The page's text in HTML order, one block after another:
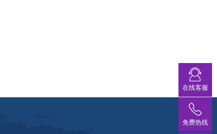
在线客服
免费热线